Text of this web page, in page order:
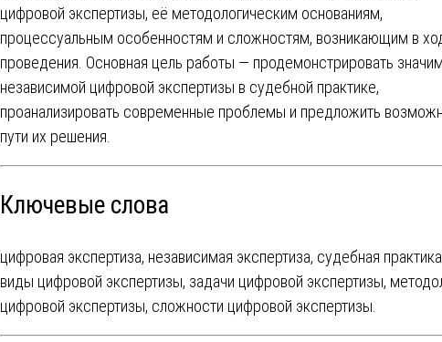
цифровой экспертизы, её методологическим основаниям,
процессуальным особенностям и сложностям, возникающим в
проведения. Основная цель работы — продемонстрировать
независимой цифровой экспертизы в судебной практике,
проанализировать современные проблемы и предложить
пути их решения.
Ключевые слова
цифровая экспертиза, независимая экспертиза, судебная
виды цифровой экспертизы, задачи цифровой экспертизы,
цифровой экспертизы, сложности цифровой экспертизы.